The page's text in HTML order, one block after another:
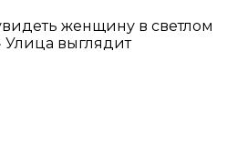
женщину в светлом
Улица выглядит